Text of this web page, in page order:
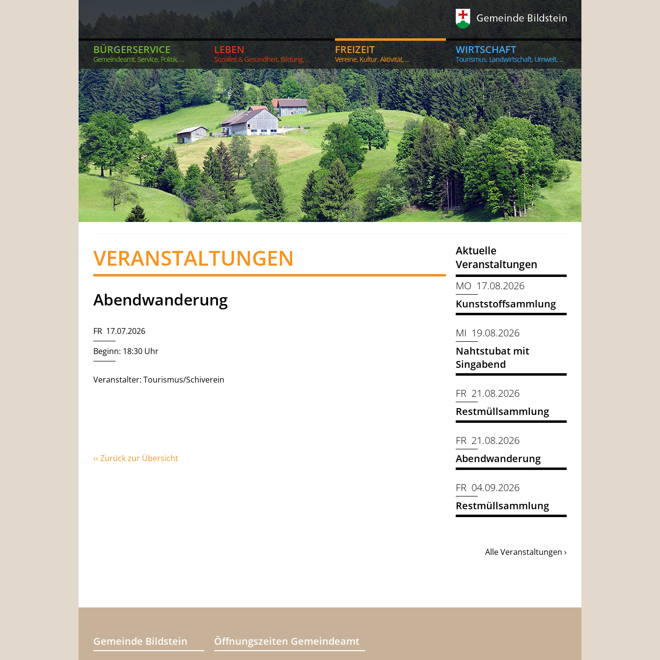
BÜRGERSERVICE
Gemeindeamt, Service, Politik, ...
LEBEN
Soziales & Gesundheit, Bildung, ...
FREIZEIT
Vereine, Kultur, Aktivität, ...
WIRTSCHAFT
Tourismus, Landwirtschaft, Umwelt, ...
VERANSTALTUNGEN
Abendwanderung
FR 17.07.2026
Beginn: 18:30 Uhr
Veranstalter: Tourismus/Schiverein
‹‹ Zurück zur Übersicht
Aktuelle
Veranstaltungen
MO 17.08.2026
Kunststoffsammlung
MI 19.08.2026
Nahtstubat mit
Singabend
FR 21.08.2026
Restmüllsammlung
FR 21.08.2026
Abendwanderung
FR 04.09.2026
Restmüllsammlung
Alle Veranstaltungen ›
Gemeinde Bildstein Öffnungszeiten Gemeindeamt